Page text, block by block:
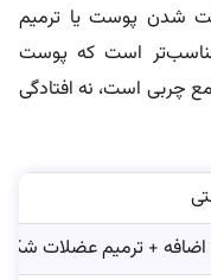
شدن پوست یا ترمیم
است که پوست
چربی است، نه افتادگی
+ ترمیم عضلات شکم